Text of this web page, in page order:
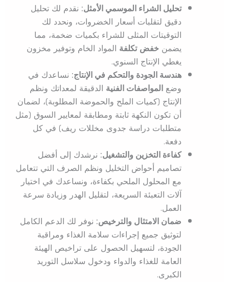
تحليل الشراء الموسمي الأمثل:نقدم لك تحليل
دقيق لتقلبات أسعار الخضروات، ونحدد لك
التوقيتات المثلى للشراء بكميات ضخمة، مما
يضمن خفض تكلفةالمواد الخام وتوفير مخزون
يغطي الإنتاج السنوي.
هندسة الجودة والتحكم في الإنتاج:نساعدك في
وضع المواصفات الفنيةالدقيقة لمعداتك ونظم
الإنتاج (كميات الملح والحموضة المطلوبة)، لضمان
أن تكون النكهة ثابتة ومطابقة لمعايير السوق (مثل
متطلبات دراسة جدوى مخللات ريف) في كل
دفعة.
كفاءة التخزين والتشغيل:نرشدك إلى أفضل
تصاميم أحواض التخليل ونظم الصرف التي تتعامل
مع المحلول الملحي بكفاءة، ونساعدك في اختيار
آلات التعبئة السريعة، لتقليل الهدر وزيادة سرعة
العمل.
ضمان الامتثال والترخيص:نوفر لك الدعم الكامل
لتوثيق جميع إجراءات سلامة الغذاء ومراقبة
الجودة، لتسهيل الحصول على تراخيص الهيئة
العامة للغذاء والدواء ودخول سلاسل التوريد
الكبرى.